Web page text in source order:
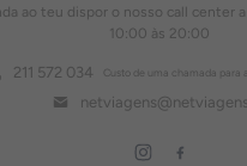
ao teu dispor o nosso call center
10:00 às 20:00
211 572 034 Custo de uma chamada para